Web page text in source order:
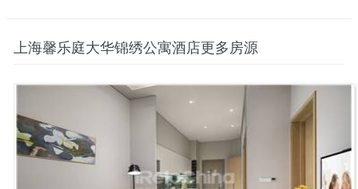
上海馨乐庭大华锦绣公寓酒店更多房源